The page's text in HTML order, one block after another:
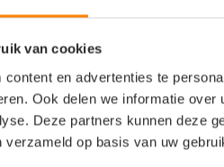
van cookies
en advertenties te
Ook delen we informatie
Deze partners kunnen deze
verzameld op basis van uw